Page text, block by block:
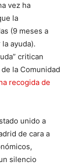
vez ha
la
(9 meses a
ayuda).
critican
la Comunidad
recogida de
unido a
de cara a
silencio